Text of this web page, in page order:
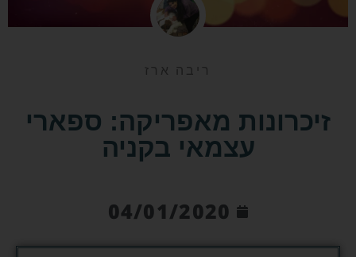
ריבה ארז
זיכרונות מאפריקה: ספארי
עצמאי בקניה
04/01/2020